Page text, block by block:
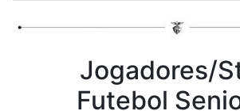
Jogadores/
Futebol